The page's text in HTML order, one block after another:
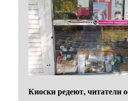
Киоски редеют, читатели